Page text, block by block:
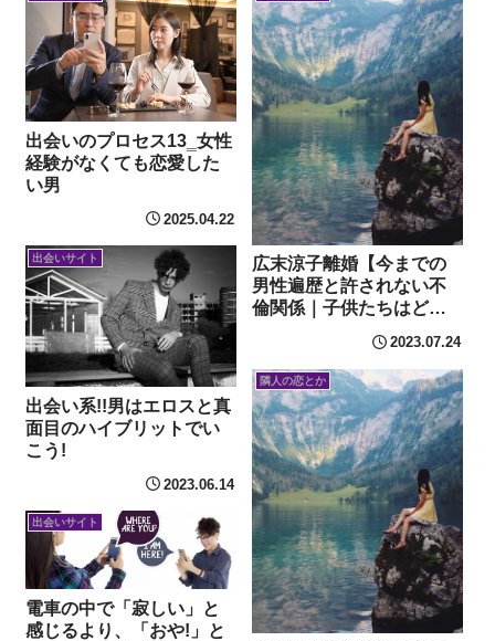
出会いのプロセス13‗女性
経験がなくても恋愛した
い男
2025.04.22
広末涼子離婚【今までの
男性遍歴と許されない不
倫関係｜子供たちはどう
2023.07.24
出会いサイト
出会い系!!男はエロスと真
面目のハイブリットでい
こう!
2023.06.14
隣人の恋とか
出会いサイト
電車の中で「寂しい」と
感じるより、「おや!」と